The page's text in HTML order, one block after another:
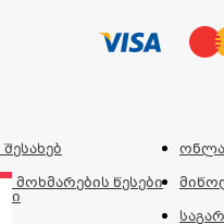
მოხმარების წესები